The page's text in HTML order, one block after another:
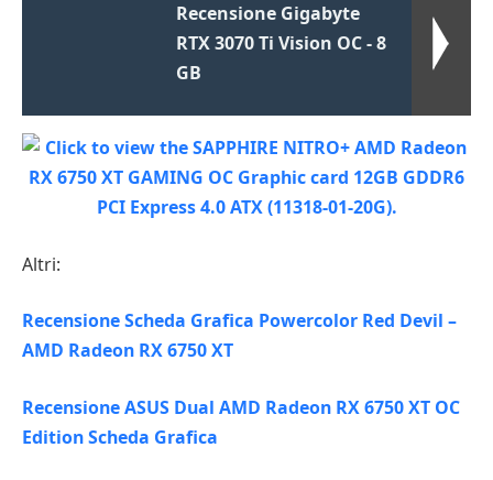
Recensione Gigabyte
RTX 3070 Ti Vision OC - 8
GB
Altri:
Recensione Scheda Grafica Powercolor Red Devil –
AMD Radeon RX 6750 XT
Recensione ASUS Dual AMD Radeon RX 6750 XT OC
Edition Scheda Grafica